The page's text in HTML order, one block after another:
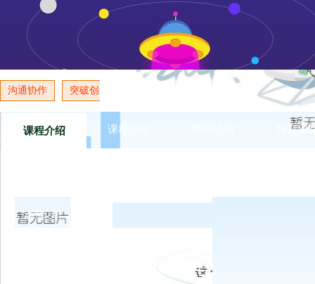
散等习惯，通过队列和自己动手洗衣服，内务整理，培养孩子
神，受挫力和让孩子学会感恩，学会珍惜现在的生活，从而激
作，成为一个受欢迎的人。
沟通协作 突破创新 激发积极性
课程介绍 课程流程 预订须
课程介绍